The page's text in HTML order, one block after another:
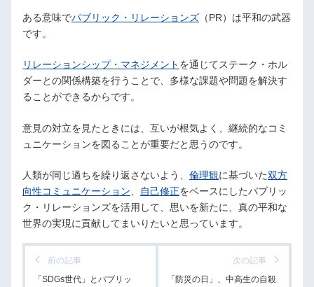
ある意味でパブリック・リレーションズ （PR）は平和の武器
です。
リレーションシップ・マネジメント を通じてステーク・ホル
ダーとの関係構築を行うことで、多様な課題や問題を解決す
ることができるからです。
意見の対立を見たときには、互いが根気よく、継続的なコミ
ュニケーションを図ることが重要だと思うのです。
人類が同じ過ちを繰り返さないよう、 倫理観に基づいた双方
向性コミュニケーション、 自己修正をベースにしたパブリッ
ク・リレーションズを活用して、思いを新たに、真の平和な
世界の実現に貢献してまいりたいと思っています。
前の記事
「SDGs世代」とパブリッ
次の記事
「防災の日」、中高生の自殺